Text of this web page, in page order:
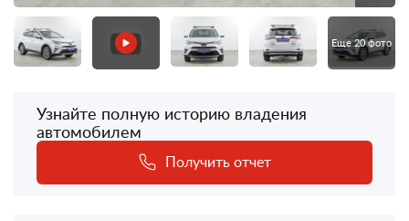
Еще 20 фото
Узнайте полную историю владения
автомобилем
Получить отчет